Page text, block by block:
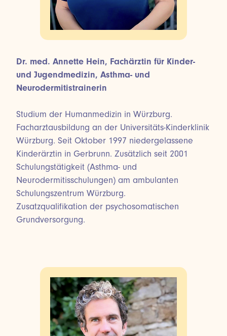
Dr. med. Annette Hein, Fachärztin für Kinder-
und Jugendmedizin, Asthma- und
Neurodermitistrainerin
Studium der Humanmedizin in Würzburg.
Facharztausbildung an der Universitäts-Kinderklinik
Würzburg. Seit Oktober 1997 niedergelassene
Kinderärztin in Gerbrunn. Zusätzlich seit 2001
Schulungstätigkeit (Asthma- und
Neurodermitisschulungen) am ambulanten
Schulungszentrum Würzburg.
Zusatzqualifikation der psychosomatischen
Grundversorgung.